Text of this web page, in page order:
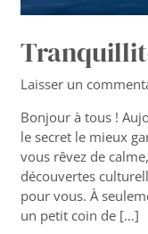
Laisser un
Bonjour à tous !
le secret le mieux
vous rêvez de
découvertes
pour vous. À
un petit coin de […]